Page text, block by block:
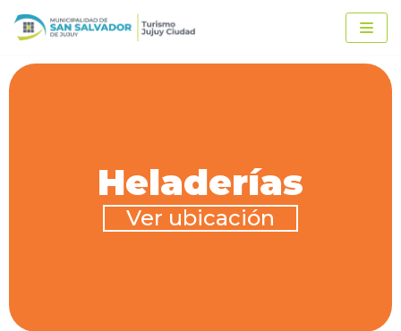
Ir
al
contenido
Heladerías
Ver ubicación